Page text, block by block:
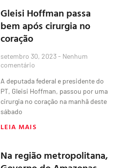
Gleisi Hoffman passa
bem após cirurgia no
coração
setembro 30, 2023 Nenhum
comentário
A deputada federal e presidente do
PT, Gleisi Hoffman, passou por uma
cirurgia no coração na manhã deste
sábado
LEIA MAIS
Na região metropolitana,